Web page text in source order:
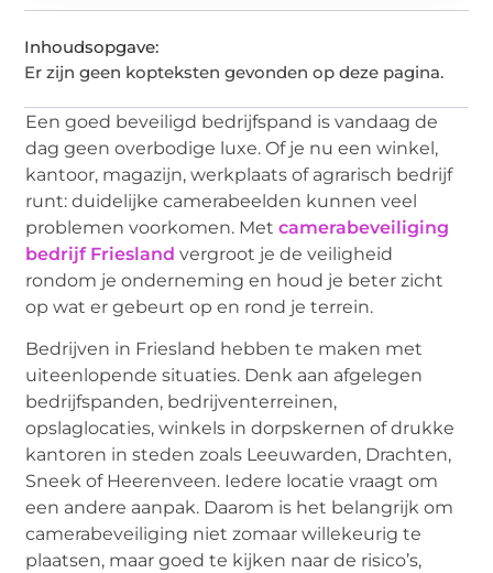
Inhoudsopgave:
Er zijn geen kopteksten gevonden op deze pagina.
Een goed beveiligd bedrijfspand is vandaag de
dag geen overbodige luxe. Of je nu een winkel,
kantoor, magazijn, werkplaats of agrarisch bedrijf
runt: duidelijke camerabeelden kunnen veel
problemen voorkomen. Metcamerabeveiliging
bedrijf Friesland vergroot je de veiligheid
rondom je onderneming en houd je beter zicht
op wat er gebeurt op en rond je terrein.
Bedrijven in Friesland hebben te maken met
uiteenlopende situaties. Denk aan afgelegen
bedrijfspanden, bedrijventerreinen,
opslaglocaties, winkels in dorpskernen of drukke
kantoren in steden zoals Leeuwarden, Drachten,
Sneek of Heerenveen. Iedere locatie vraagt om
een andere aanpak. Daarom is het belangrijk om
camerabeveiliging niet zomaar willekeurig te
plaatsen, maar goed te kijken naar de risico’s,